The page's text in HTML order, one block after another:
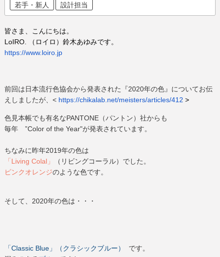
若手・新人 設計担当
皆さま、こんにちは。
LoIRO . （ロイロ）鈴木あゆみです。
https://www. loiro .jp
前回は日本流行色協会から発表された『2020年の色』についてお伝
えしましたが、 < https://chikalab.net/meisters/articles/412 >
色見本帳でも有名なPANTONE（パントン）社からも
毎年 ”Color of the Year"が発表されています。
ちなみに昨年2019年の色は
「Living Colal」
（リビングコーラル）でした。
ピンクオレンジのような色です。
そして、2020年の色は・・・
「Classic Blue」（クラシックブルー）
です。